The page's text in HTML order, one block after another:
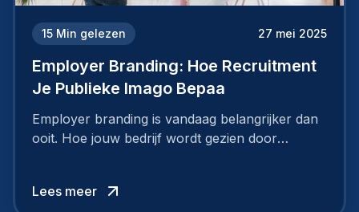
15 Min gelezen 27 mei 2025
Employer Branding: Hoe Recruitment
Je Publieke Imago Bepaa
Employer branding is vandaag belangrijker dan
ooit. Hoe jouw bedrijf wordt gezien door
Lees meer